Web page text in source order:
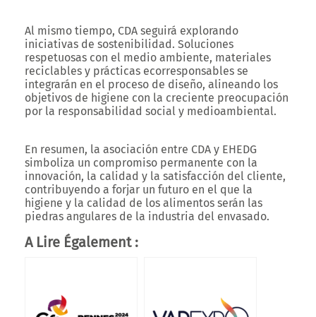
Al mismo tiempo, CDA seguirá explorando
iniciativas de sostenibilidad. Soluciones
respetuosas con el medio ambiente, materiales
reciclables y prácticas ecorresponsables se
integrarán en el proceso de diseño, alineando los
objetivos de higiene con la creciente preocupación
por la responsabilidad social y medioambiental.
En resumen, la asociación entre CDA y EHEDG
simboliza un compromiso permanente con la
innovación, la calidad y la satisfacción del cliente,
contribuyendo a forjar un futuro en el que la
higiene y la calidad de los alimentos serán las
piedras angulares de la industria del envasado.
A Lire Également :